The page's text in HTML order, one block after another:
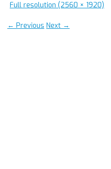
Full resolution (2560 × 1920)
← Previous Next →